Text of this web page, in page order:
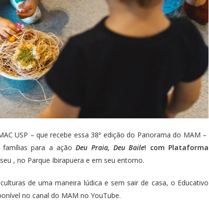
USP – que recebe essa 38ª edição do Panorama do MAM –
famílias para a açãoDeu Praia, Deu Baile! com Plataforma
, no Parque Ibirapuera e em seu entorno.
de uma maneira lúdica e sem sair de casa, o Educativo
no canal do MAM no YouTube.